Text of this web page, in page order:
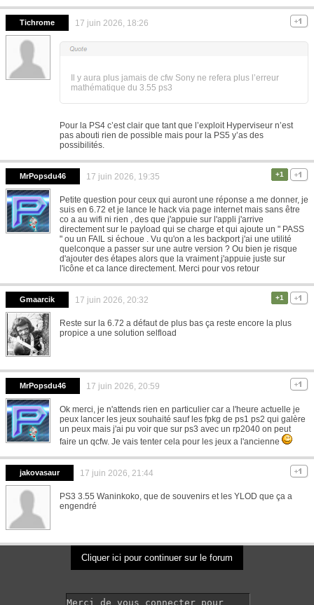
Tichrome 17 juin 2026, 18:26
Il y aura plus jamais de cfw Sony ne refera plus l’erreur
mathématique du 3.55 ps3
Pour la PS4 c’est clair que tant que l’exploit Hyperviseur n’est
pas abouti rien de possible mais pour la PS5 y’as des
possibilités.
MrPopsdu46 17 juin 2026, 19:35 +1
Petite question pour ceux qui auront une réponse a me donner, je
suis en 6.72 et je lance le hack via page internet mais sans être
co a au wifi ni rien , des que j'appuie sur l'appli j'arrive
directement sur le payload qui se charge et qui ajoute un " PASS
" ou un FAIL si échoue . Vu qu'on a les backport j'ai une utilité
quelconque a passer sur une autre version ? Ou bien je risque
d'ajouter des étapes alors que la vraiment j'appuie juste sur
l'icône et ca lance directement. Merci pour vos retour
Gmaarcik 17 juin 2026, 20:32 +1
Reste sur la 6.72 a défaut de plus bas ça reste encore la plus
propice a une solution selfload
MrPopsdu46 17 juin 2026, 20:59
Ok merci, je n'attends rien en particulier car a l'heure actuelle je
peux lancer les jeux souhaité sauf les fpkg de ps1 ps2 qui galère
un peux mais j'ai pu voir que sur ps3 avec un rp2040 on peut
faire un qcfw. Je vais tenter cela pour les jeux a l'ancienne
jakovasaur 17 juin 2026, 21:44
PS3 3.55 Waninkoko, que de souvenirs et les YLOD que ça a
engendré
Cliquer ici pour continuer sur le forum